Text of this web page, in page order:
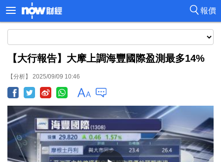
報價
【大行報告】大摩上調海豐國際盈測最多14%
【分析】 2025/09/09 10:46